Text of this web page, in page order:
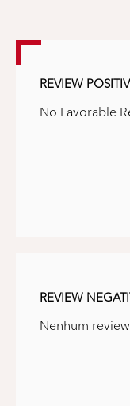
REVIEW
No Favorable
REVIEW
Nenhum